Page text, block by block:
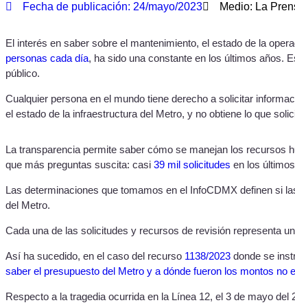
Fecha de publicación: 24/mayo/2023 Medio: La
El interés en saber sobre el mantenimiento, el estado de la
personas cada día, ha sido una constante en los últimos años.
público.
Cualquier persona en el mundo tiene derecho a solicitar
el estado de la infraestructura del Metro, y no obtiene lo que
La transparencia permite saber cómo se manejan los recursos
que más preguntas suscita: casi 39 mil solicitudes en los
Las determinaciones que tomamos en el InfoCDMX definen si
del Metro.
Cada una de las solicitudes y recursos de revisión representa
Así ha sucedido, en el caso del recurso 1138/2023 donde se
saber el presupuesto del Metro y a dónde fueron los montos no
Respecto a la tragedia ocurrida en la Línea 12, el 3 de mayo del